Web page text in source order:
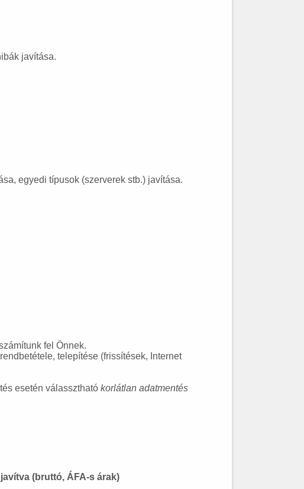
javítása.
egyedi típusok (szerverek stb.) javítása.
fel Önnek.
telepítése (frissítések, Internet
esetén válassztható korlátlan adatmentés
(bruttó, ÁFA-s árak)